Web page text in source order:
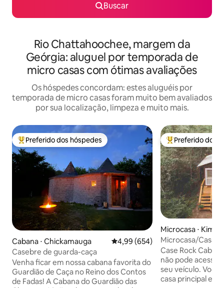
Buscar
Rio Chattahoochee, margem da
Geórgia: aluguel por temporada de
micro casas com ótimas avaliações
Os hóspedes concordam: estes aluguéis por
temporada de micro casas foram muito bem avaliados
por sua localização, limpeza e muito mais.
Entre os melhores preferidos dos hóspedes
Preferido dos hóspedes
Cabana ⋅ Chickamauga 4,99 de uma avaliação média de
4,99 (654)
Casebre de guarda-caça
Venha ficar em nossa cabana favorita do
Guardião de Caça no Reino dos Contos
de Fadas! A Cabana do Guardião das
Entre os
Preferido dos
Microcasa ⋅
Microcasa/Casa
pública/Cabana
Case Rock Cabin --FORA DA REDE- você
não pode
seu veículo. Você
casa principal e